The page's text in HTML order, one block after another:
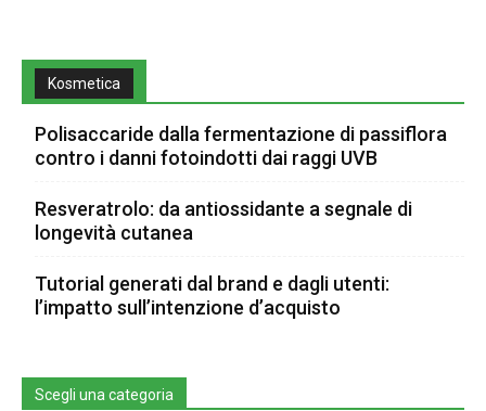
Kosmetica
Polisaccaride dalla fermentazione di passiflora
contro i danni fotoindotti dai raggi UVB
Resveratrolo: da antiossidante a segnale di
longevità cutanea
Tutorial generati dal brand e dagli utenti:
l’impatto sull’intenzione d’acquisto
Scegli una categoria